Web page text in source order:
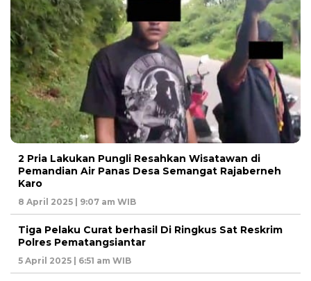
2 Pria Lakukan Pungli Resahkan Wisatawan di
Pemandian Air Panas Desa Semangat Rajaberneh
Karo
8 April 2025 | 9:07 am WIB
Tiga Pelaku Curat berhasil Di Ringkus Sat Reskrim
Polres Pematangsiantar
5 April 2025 | 6:51 am WIB